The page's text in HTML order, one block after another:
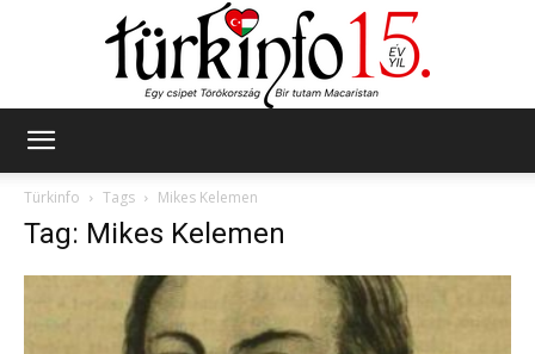
Türkinfo
Tags Mikes Kelemen
Tag: Mikes Kelemen